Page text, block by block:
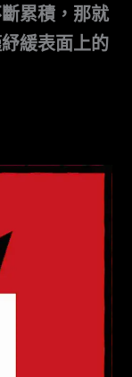
累積，那就
緩表面上的